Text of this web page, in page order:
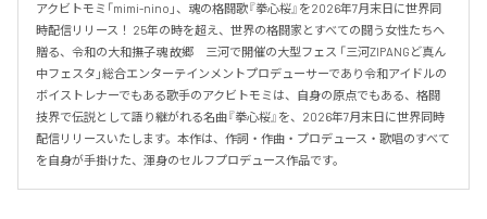
アクビトモミ「mimi-nino」、魂の格闘歌『拳心桜』を2026年7月末日に世界同
時配信リリース！ 25年の時を超え、世界の格闘家とすべての闘う女性たちへ
贈る、令和の大和撫子魂 故郷　三河で開催の大型フェス 「三河ZIPANGど真ん
中フェスタ」総合エンターテインメントプロデューサーであり令和アイドルの
ボイストレナーでもある歌手のアクビトモミは、自身の原点でもある、格闘
技界で伝説として語り継がれる名曲『拳心桜』を、2026年7月末日に世界同時
配信リリースいたします。本作は、作詞・作曲・プロデュース・歌唱のすべて
を自身が手掛けた、渾身のセルフプロデュース作品です。